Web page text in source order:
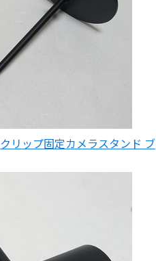
クリップ固定カメラスタンド ブ